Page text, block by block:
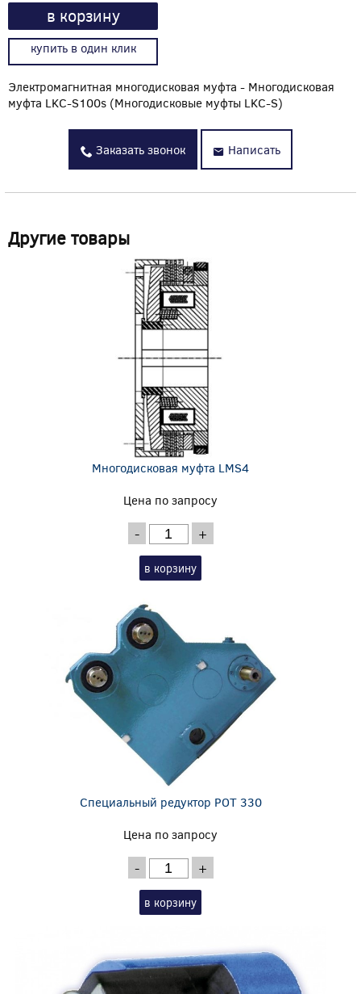
в корзину
купить в один клик
Электромагнитная многодисковая муфта - Многодисковая
муфта LKC-S100s (Многодисковые муфты LKC-S)
Заказать звонок Написать
Другие товары
Многодисковая муфта LMS4
Цена по запросу
- +
в корзину
Специальный редуктор POT 330
Цена по запросу
- +
в корзину